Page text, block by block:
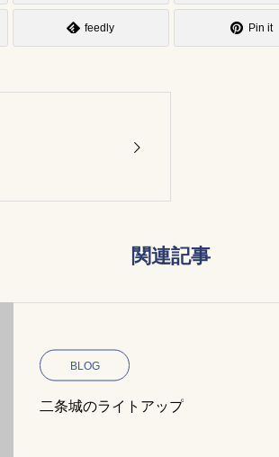
feedly Pin it
関連記事
BLOG
二条城のライトアップ